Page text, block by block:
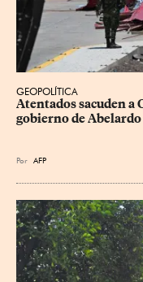
GEOPOLÍTICA
Atentados sacuden a
gobierno de
Por AFP